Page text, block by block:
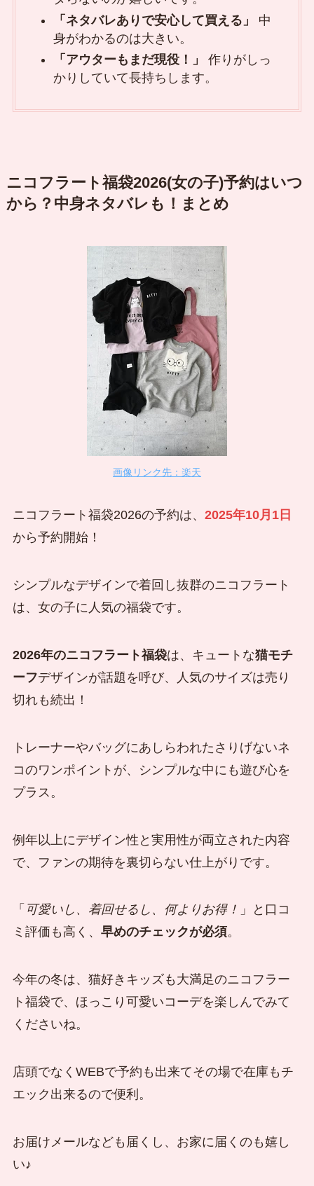
「ネタバレありで安心して買える」
中
身がわかるのは大きい。
「アウターもまだ現役！」
作りがしっ
かりしていて長持ちします。
ニコフラート福袋2026(女の子)予約はいつ
から？中身ネタバレも！まとめ
画像リンク先：楽天
ニコフラート福袋2026の予約は、 2025年10月1日
から予約開始！
シンプルなデザインで着回し抜群のニコフラート
は、女の子に人気の福袋です。
2026年のニコフラート福袋は、キュートな猫モチ
ーフデザインが話題を呼び、人気のサイズは売り
切れも続出！
トレーナーやバッグにあしらわれたさりげないネ
コのワンポイントが、シンプルな中にも遊び心を
プラス。
例年以上にデザイン性と実用性が両立された内容
で、ファンの期待を裏切らない仕上がりです。
「 可愛いし、着回せるし、何よりお得！ 」と口コ
ミ評価も高く、 早めのチェックが必須。
今年の冬は、猫好きキッズも大満足のニコフラー
ト福袋で、ほっこり可愛いコーデを楽しんでみて
くださいね。
店頭でなくWEBで予約も出来てその場で在庫もチ
エック出来るので便利。
お届けメールなども届くし、お家に届くのも嬉し
い♪